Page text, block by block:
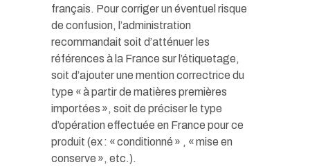
français. Pour corriger un éventuel risque
de confusion, l’administration
recommandait soit d’atténuer les
références à la France sur l’étiquetage,
soit d’ajouter une mention correctrice du
type « à partir de matières premières
importées », soit de préciser le type
d’opération effectuée en France pour ce
produit (ex : « conditionné » , « mise en
conserve », etc.).